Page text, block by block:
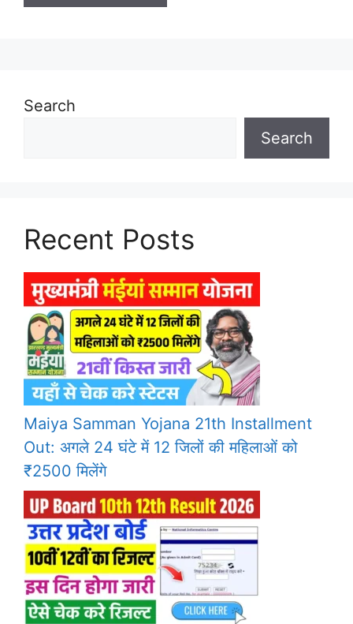
Search
Search
Recent Posts
Maiya Samman Yojana 21th Installment
Out: अगले 24 घंटे में 12 जिलों की महिलाओं को
₹2500 मिलेंगे